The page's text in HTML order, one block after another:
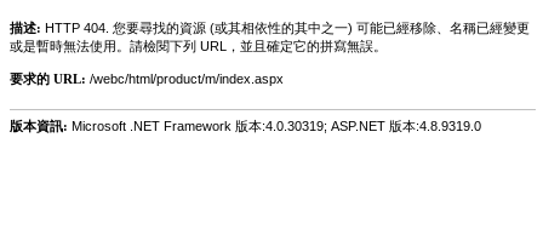
描述: HTTP 404. 您要尋找的資源 (或其相依性的其中之一) 可能已經移除、名稱已經變更
或是暫時無法使用。請檢閱下列 URL，並且確定它的拼寫無誤。
要求的 URL: /webc/html/product/m/index.aspx
版本資訊: Microsoft .NET Framework 版本:4.0.30319; ASP.NET 版本:4.8.9319.0